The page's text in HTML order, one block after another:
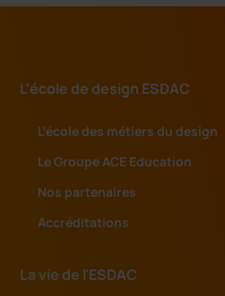
L'école de design ESDAC
L’école des métiers du design
Le Groupe ACE Education
Nos partenaires
Accréditations
La vie de l'ESDAC